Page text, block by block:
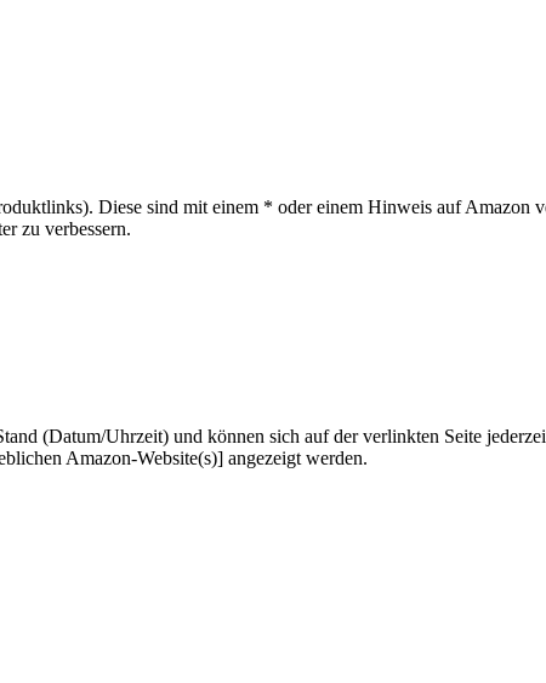
Diese sind mit einem * oder einem Hinweis auf Amazon
zu verbessern.
(Datum/Uhrzeit) und können sich auf der verlinkten Seite
Amazon-Website(s)] angezeigt werden.